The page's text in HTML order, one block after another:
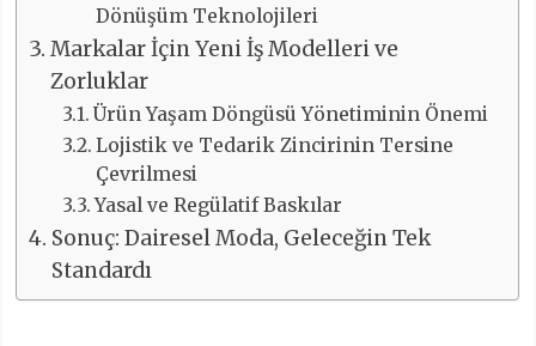
Dönüşüm Teknolojileri
Markalar İçin Yeni İş Modelleri ve
Zorluklar
Ürün Yaşam Döngüsü Yönetiminin Önemi
Lojistik ve Tedarik Zincirinin Tersine
Çevrilmesi
Yasal ve Regülatif Baskılar
Sonuç: Dairesel Moda, Geleceğin Tek
Standardı